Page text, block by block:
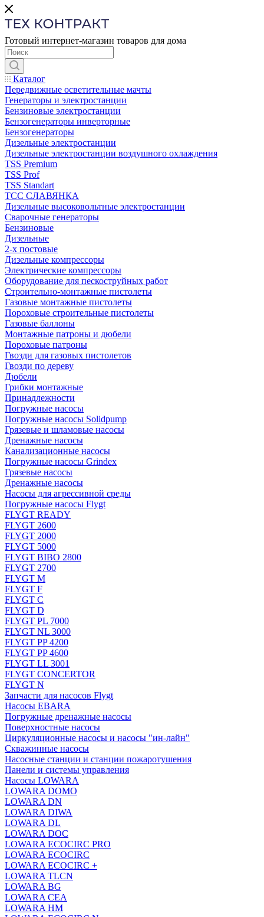
Готовый интернет-магазин товаров для дома
Каталог
Передвижные осветительные мачты
Генераторы и электростанции
Бензиновые электростанции
Бензогенераторы инверторные
Бензогенераторы
Дизельные электростанции
Дизельные электростанции воздушного охлаждения
TSS Premium
TSS Prof
TSS Standart
ТСС СЛАВЯНКА
Дизельные высоковольтные электростанции
Сварочные генераторы
Бензиновые
Дизельные
2-х постовые
Дизельные компрессоры
Электрические компрессоры
Оборудование для пескоструйных работ
Строительно-монтажные пистолеты
Газовые монтажные пистолеты
Пороховые строительные пистолеты
Газовые баллоны
Монтажные патроны и дюбели
Пороховые патроны
Гвозди для газовых пистолетов
Гвозди по дереву
Дюбели
Грибки монтажные
Принадлежности
Погружные насосы
Погружные насосы Solidpump
Грязевые и шламовые насосы
Дренажные насосы
Канализационные насосы
Погружные насосы Grindex
Грязевые насосы
Дренажные насосы
Насосы для агрессивной среды
Погружные насосы Flygt
FLYGT READY
FLYGT 2600
FLYGT 2000
FLYGT 5000
FLYGT BIBO 2800
FLYGT 2700
FLYGT M
FLYGT F
FLYGT C
FLYGT D
FLYGT PL 7000
FLYGT NL 3000
FLYGT PP 4200
FLYGT PP 4600
FLYGT LL 3001
FLYGT CONCERTOR
FLYGT N
Запчасти для насосов Flygt
Насосы EBARA
Погружные дренажные насосы
Поверхностные насосы
Циркуляционные насосы и насосы "ин-лайн"
Скважинные насосы
Насосные станции и станции пожаротушения
Панели и системы управления
Насосы LOWARA
LOWARA DOMO
LOWARA DN
LOWARA DIWA
LOWARA DL
LOWARA DOC
LOWARA ECOCIRC PRO
LOWARA ECOCIRC
LOWARA ECOCIRC +
LOWARA TLCN
LOWARA BG
LOWARA CEA
LOWARA HM